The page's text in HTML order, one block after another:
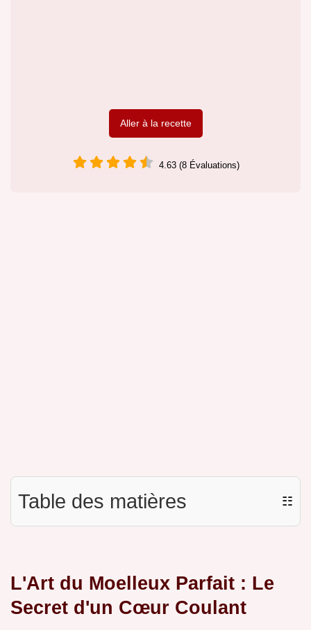
Aller à la recette
4.63 (8 Évaluations)
Table des matières ☷
L'Art du Moelleux Parfait : Le
Secret d'un Cœur Coulant